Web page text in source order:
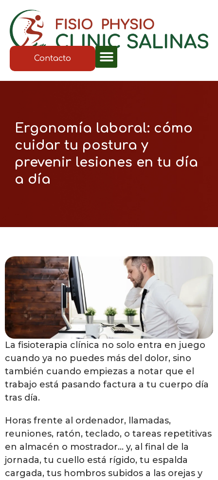
Contacto
Ergonomía laboral: cómo
cuidar tu postura y
prevenir lesiones en tu día
a día
La fisioterapia clínica no solo entra en juego
cuando ya no puedes más del dolor, sino
también cuando empiezas a notar que el
trabajo está pasando factura a tu cuerpo día
tras día.
Horas frente al ordenador, llamadas,
reuniones, ratón, teclado, o tareas repetitivas
en almacén o mostrador… y, al final de la
jornada, tu cuello está rígido, tu espalda
cargada, tus hombros subidos a las orejas y